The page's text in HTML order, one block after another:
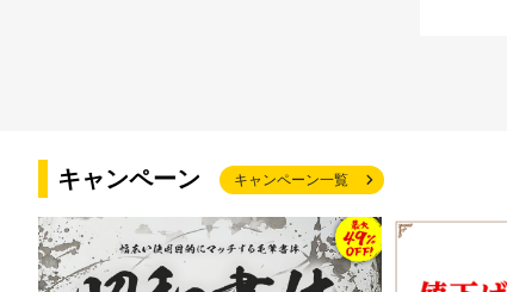
キャンペーン キャンペーン一覧